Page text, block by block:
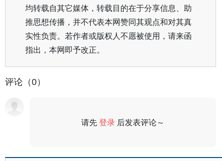
均转载自其它媒体，转载目的在于分享信息、助
推思想传播，并不代表本网赞同其观点和对其真
实性负责。若作者或版权人不愿被使用，请来函
指出，本网即予改正。
评论（0）
请先登录 后发表评论～